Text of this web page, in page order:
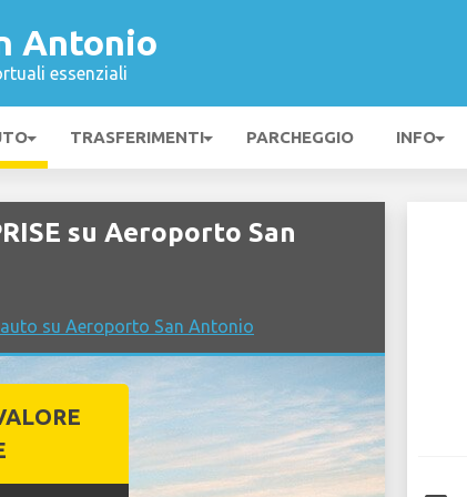
Antonio
essenziali
TRASFERIMENTI PARCHEGGIO INFO
su Aeroporto San
su Aeroporto San Antonio